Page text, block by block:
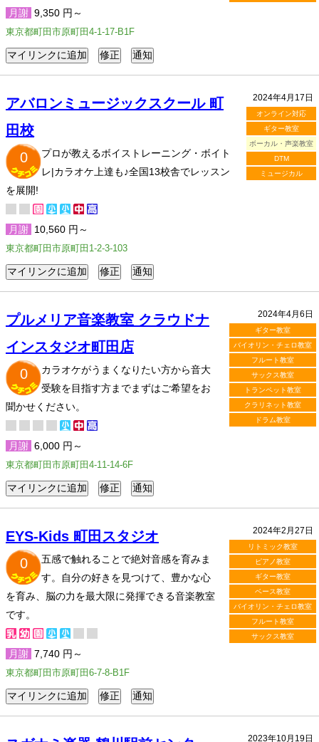
月謝 9,350 円～
東京都町田市原町田4-1-17-B1F
2024年4月17日
オンライン対応
ギター教室
ボーカル・声楽教室
DTM
ミュージカル
アバロンミュージックスクール 町
田校
0
プロが教えるボイストレーニング・ボイト
レ|カラオケ上達も♪全国13校舎でレッスン
を展開!
月謝 10,560 円～
東京都町田市原町田1-2-3-103
2024年4月6日
ギター教室
バイオリン・チェロ教室
フルート教室
サックス教室
トランペット教室
クラリネット教室
ドラム教室
プルメリア音楽教室 クラウドナ
インスタジオ町田店
0
カラオケがうまくなりたい方から音大
受験を目指す方までまずはご希望をお
聞かせください。
月謝 6,000 円～
東京都町田市原町田4-11-14-6F
2024年2月27日
リトミック教室
ピアノ教室
ギター教室
ベース教室
バイオリン・チェロ教室
フルート教室
サックス教室
EYS-Kids 町田スタジオ
0
五感で触れることで絶対音感を育みま
す。自分の好きを見つけて、豊かな心
を育み、脳の力を最大限に発揮できる音楽教室
です。
月謝 7,740 円～
東京都町田市原町田6-7-8-B1F
2023年10月19日